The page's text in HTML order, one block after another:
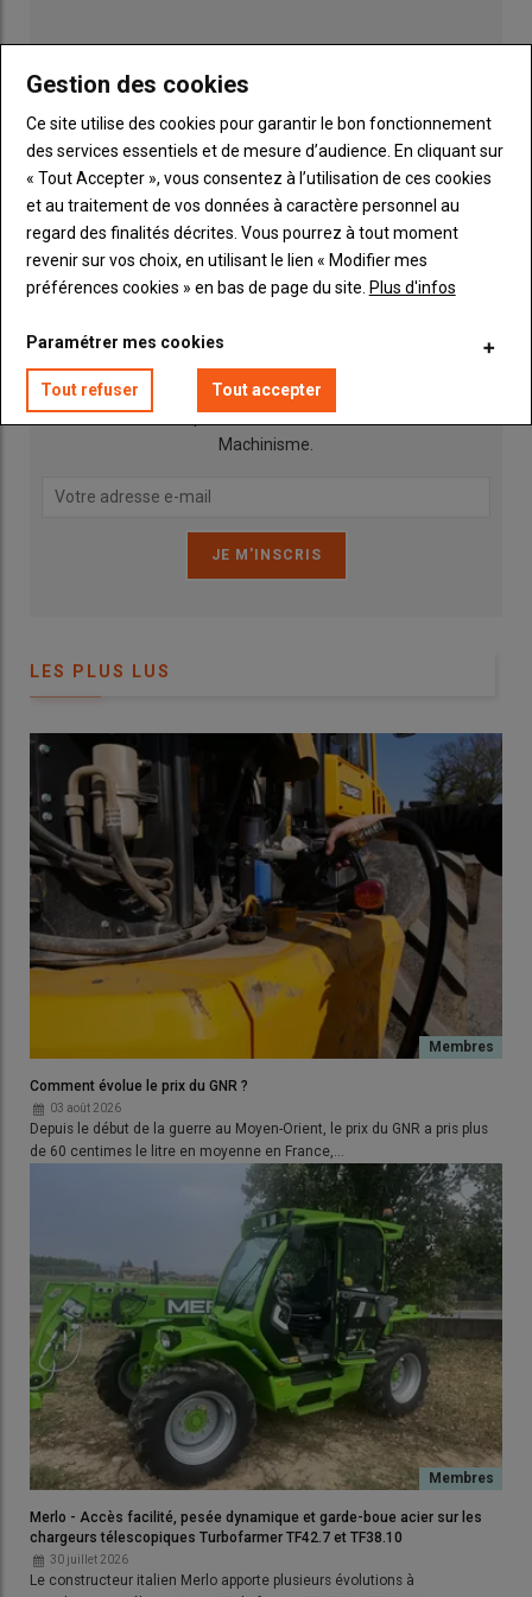
explique Joël Coureau.Au moment du battage, la récolte passe
toute seule dans la moissonneuse-batteuse. Comparativement à
supérieur et le poids de mille grains (PMG) est égal, voire plus
élevé. C’est ce qu’ont révélé plusieurs essais réalisés avec les
semenciers.» Fauché encore vert (autour de 40 % d’humidité),
le colza est conditionné et finit de sécher en andains. La culture
souffre demoins de pertes à la récolte, en l’absence des
secousses en amont de la coupe ou par conditions venteuses.
« On récolte des quintaux en plus », apprécie l’entrepreneur.
Moissonner les colzas plus rapidement
Le colza représente une part importante des surfaces
réalisées à la faucheuse-andaineuse. © J. Coureau
Les semenciers ne sont pas les seuls clients de Joël Coureau
séduits par la moisson décomposée pour le colza.
« Depuis
deux ans, j’ai quelques clients avec de belles surfaces de colza
qui, bien qu’équipés de grosses moissonneuses-batteuses avec
une large coupe, me demandent de venir couper l’intégralité de
leur surface de colza à la faucheuse andaineuse. Une semaine
après la coupe, ils reprennent deux andains d’un coup avec leur
difficilement réalisables en méthode classique
retour représentent l’équivalent de 15 mètres de coupe et la
récolte bien sèche passe toute seule dans le batteur. »
Moisson décomposée : comment
choisir son pick-up à tapis ?
Un battage plus doux avec les cultures
vertes
Mais le colza est loin d’être la seule culture à trouver un intérêt
dans la moisson décomposée.
« Une majorité des cultures que
je coupe à la faucheuse andaineuse sont destinées aux
semences
», résume Joël Coureau. Essentiels à la certification,
l’homogénéité de la récolte, notamment en termes de taux de
matière sèche, et le meilleur pouvoir germinatif sont les atouts
appréciés par les firmes semencières. Lorsque la récolte est
INSCRIPTION NEWSLETTER
Vous recevrez chaque semaine toutes les actualités 100%
Machinisme.
LES PLUS LUS
Comment évolue le prix du GNR ?
03 août 2026
Depuis le début de la guerre au Moyen-Orient, le prix du GNR a pris plus
de 60 centimes le litre en moyenne en France,…
Merlo - Accès facilité, pesée dynamique et garde-boue acier sur les
chargeurs télescopiques Turbofarmer TF42.7 et TF38.10
30 juillet 2026
Le constructeur italien Merlo apporte plusieurs évolutions à
Gestion des cookies
Ce site utilise des cookies pour garantir le bon fonctionnement
des services essentiels et de mesure d’audience. En cliquant sur
« Tout Accepter », vous consentez à l’utilisation de ces cookies
et au traitement de vos données à caractère personnel au
regard des finalités décrites. Vous pourrez à tout moment
revenir sur vos choix, en utilisant le lien « Modifier mes
préférences cookies » en bas de page du site. Plus d'infos
Paramétrer mes cookies
Tout refuser Tout accepter